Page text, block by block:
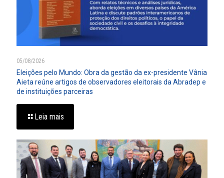
05/08/2026
Eleições pelo Mundo: Obra da gestão da ex-presidente Vânia
Aieta reúne artigos de observadores eleitorais da Abradep e
de instituições parceiras
Leia mais